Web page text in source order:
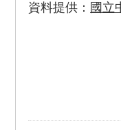
資料提供： 國立